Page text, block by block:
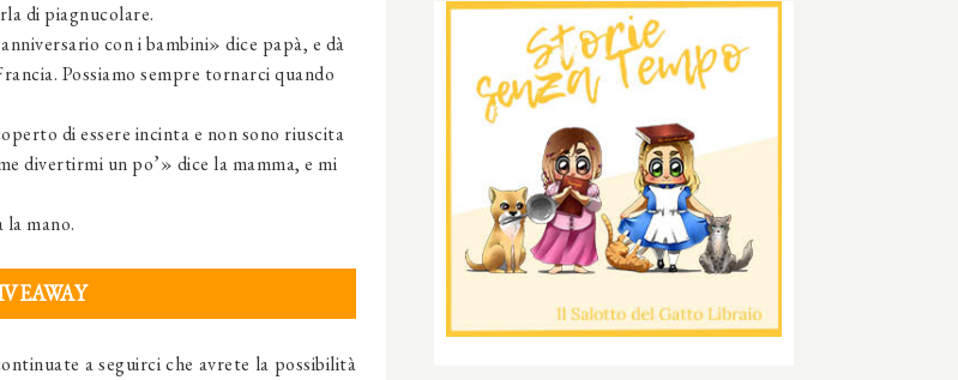
di piagnucolare.
con i bambini» dice papà, e dà
Possiamo sempre tornarci quando
di essere incinta e non sono riuscita
divertirmi un po’» dice la mamma, e mi
mano.
a seguirci che avrete la possibilità